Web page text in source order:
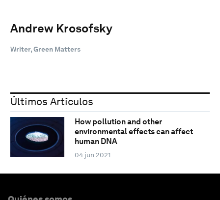
Andrew Krosofsky
Writer, Green Matters
Últimos Artículos
How pollution and other
environmental effects can affect
human DNA
04 jun 2021